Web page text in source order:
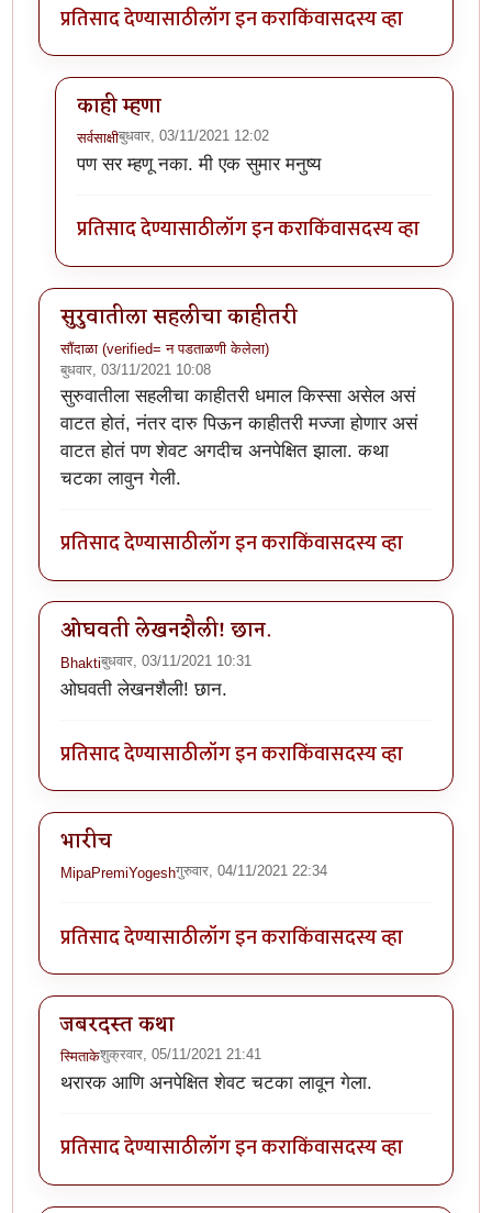
प्रतिसाद देण्यासाठीलॉग इन कराकिंवासदस्य व्हा
काही म्हणा
सर्वसाक्षीबुधवार, 03/11/2021 12:02
In reply toनिव्वळ खतरनाक कथाby
पण सर म्हणू नका. मी एक सुमार मनुष्य
प्रतिसाद देण्यासाठीलॉग इन कराकिंवासदस्य व्हा
सुरुवातीला सहलीचा काहीतरी
सौंदाळा (verified= न पडताळणी केलेला)
बुधवार, 03/11/2021 10:08
सुरुवातीला सहलीचा काहीतरी धमाल किस्सा असेल असं
वाटत होतं, नंतर दारु पिऊन काहीतरी मज्जा होणार असं
वाटत होतं पण शेवट अगदीच अनपेक्षित झाला. कथा
चटका लावुन गेली.
प्रतिसाद देण्यासाठीलॉग इन कराकिंवासदस्य व्हा
ओघवती लेखनशैली! छान.
Bhaktiबुधवार, 03/11/2021 10:31
ओघवती लेखनशैली! छान.
प्रतिसाद देण्यासाठीलॉग इन कराकिंवासदस्य व्हा
भारीच
MipaPremiYogeshगुरुवार, 04/11/2021 22:34
प्रतिसाद देण्यासाठीलॉग इन कराकिंवासदस्य व्हा
जबरदस्त कथा
स्मिताकेशुक्रवार, 05/11/2021 21:41
थरारक आणि अनपेक्षित शेवट चटका लावून गेला.
प्रतिसाद देण्यासाठीलॉग इन कराकिंवासदस्य व्हा